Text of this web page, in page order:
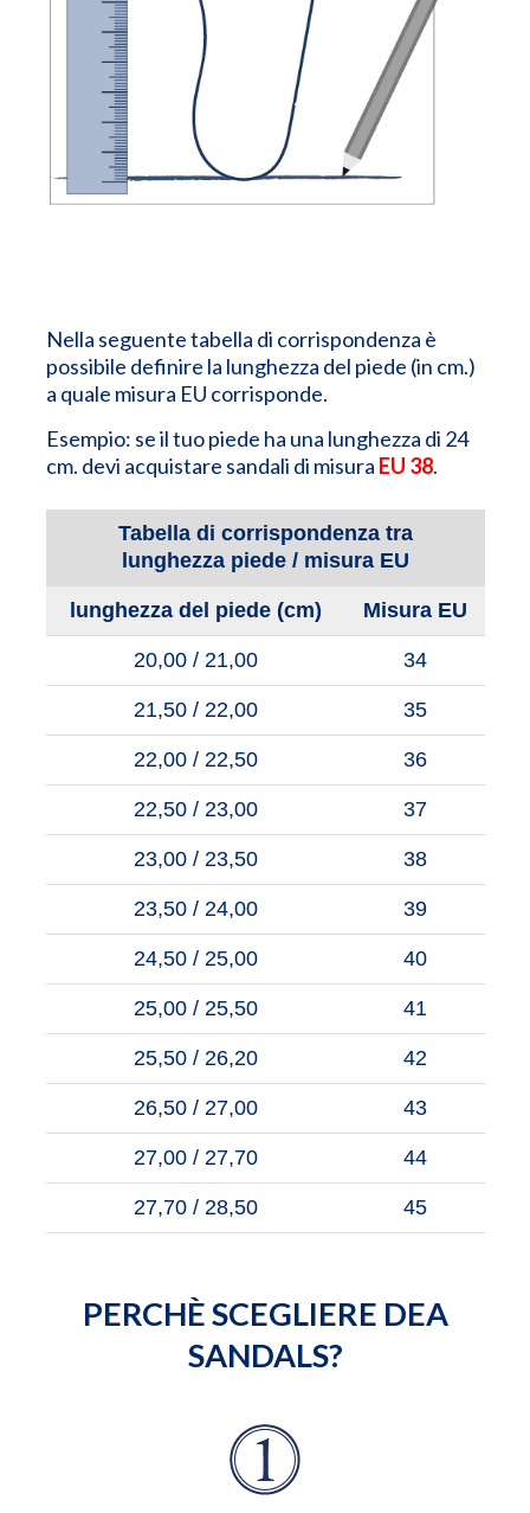
Nella seguente tabella di corrispondenza è
possibile definire la lunghezza del piede (in cm.)
a quale misura EU corrisponde.
Esempio: se il tuo piede ha una lunghezza di 24
cm. devi acquistare sandali di misura EU 38.
Tabella di corrispondenza tra
lunghezza piede / misura EU
lunghezza del piede (cm) Misura EU
20,00 / 21,00 34
21,50 / 22,00 35
22,00 / 22,50 36
22,50 / 23,00 37
23,00 / 23,50 38
23,50 / 24,00 39
24,50 / 25,00 40
25,00 / 25,50 41
25,50 / 26,20 42
26,50 / 27,00 43
27,00 / 27,70 44
27,70 / 28,50 45
PERCHÈ SCEGLIERE DEA
SANDALS?